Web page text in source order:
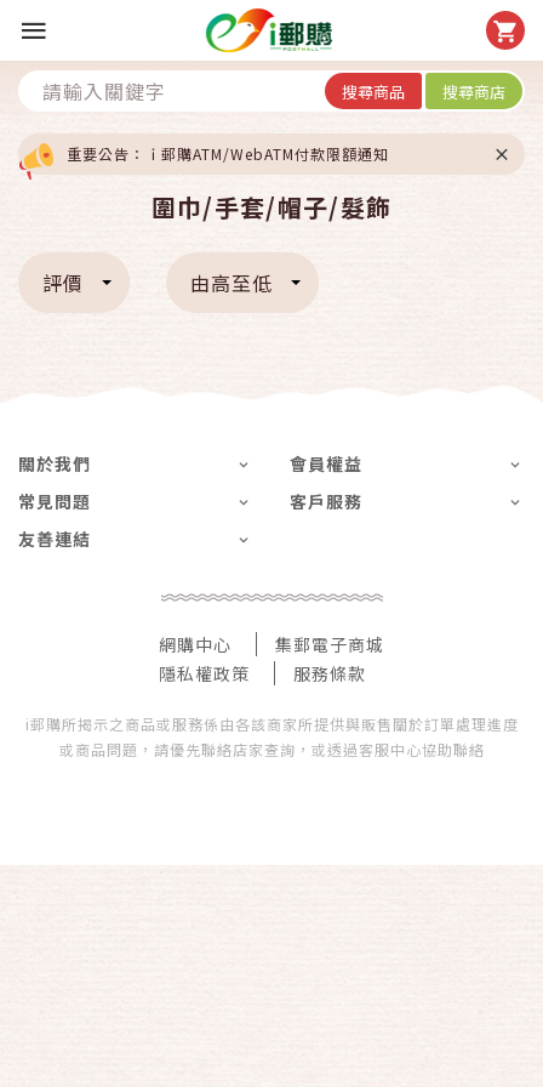
搜尋商品 搜尋商店
重要公告：ｉ郵購ATM/WebATM付款限額通知
圍巾/手套/帽子/髮飾
評價 由高至低
關於我們
會員權益
常見問題
客戶服務
友善連結
網購中心
集郵電子商城
隱私權政策
服務條款
i郵購所揭示之商品或服務係由各該商家所提供與販售關於訂單處理進度
或商品問題，請優先聯絡店家查詢，或透過客服中心協助聯絡